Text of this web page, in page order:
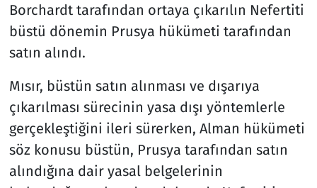
Borchardt tarafından ortaya çıkarılın Nefertiti
büstü dönemin Prusya hükümeti tarafından
satın alındı.
Mısır, büstün satın alınması ve dışarıya
çıkarılması sürecinin yasa dışı yöntemlerle
gerçekleştiğini ileri sürerken, Alman hükümeti
söz konusu büstün, Prusya tarafından satın
alındığına dair yasal belgelerinin